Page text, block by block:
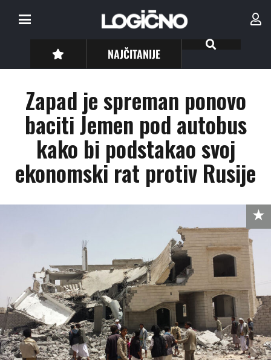
NAJČITANIJE
Zapad je spreman ponovo
baciti Jemen pod autobus
kako bi podstakao svoj
ekonomski rat protiv Rusije